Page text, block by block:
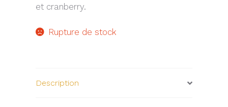
et cranberry.
Rupture de stock
Description